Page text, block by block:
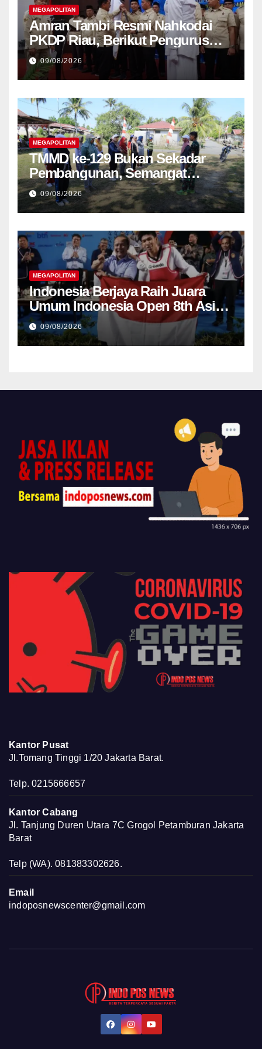
MEGAPOLITAN
Amran Tambi Resmi Nahkodai
PKDP Riau, Berikut Pengurus
Lengkap 2026-2031
09/08/2026
MEGAPOLITAN
TMMD ke-129 Bukan Sekadar
Pembangunan, Semangat
Nasionalisme Warga Ikut
Dibangun
09/08/2026
MEGAPOLITAN
Indonesia Berjaya Raih Juara
Umum Indonesia Open 8th Asian
Taekwondo Indonesia Open
Championships 2026
09/08/2026
Kantor Pusat
Jl.Tomang Tinggi 1/20 Jakarta Barat.
Telp. 0215666657
Kantor Cabang
Jl. Tanjung Duren Utara 7C Grogol Petamburan Jakarta
Barat
Telp (WA). 081383302626.
Email
indoposnewscenter@gmail.com